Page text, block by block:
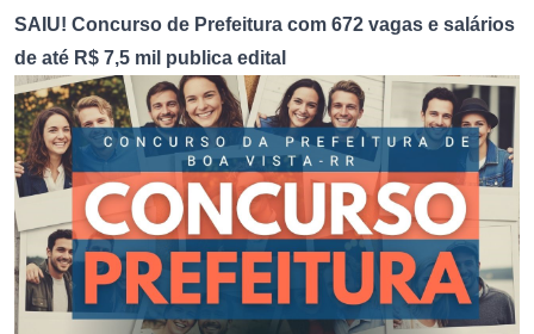
SAIU! Concurso de Prefeitura com 672 vagas e salários
de até R$ 7,5 mil publica edital